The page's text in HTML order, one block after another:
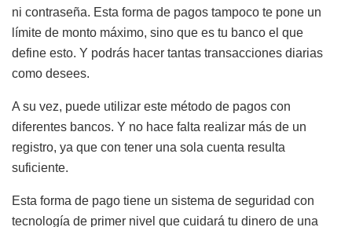
ni contraseña. Esta forma de pagos tampoco te pone un
límite de monto máximo, sino que es tu banco el que
define esto. Y podrás hacer tantas transacciones diarias
como desees.
A su vez, puede utilizar este método de pagos con
diferentes bancos. Y no hace falta realizar más de un
registro, ya que con tener una sola cuenta resulta
suficiente.
Esta forma de pago tiene un sistema de seguridad con
tecnología de primer nivel que cuidará tu dinero de una